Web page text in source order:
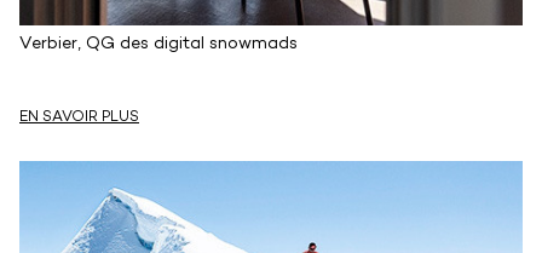
Verbier, QG des digital snowmads
EN SAVOIR PLUS